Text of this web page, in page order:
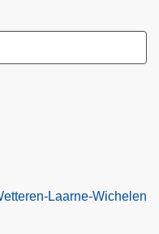
Laarne-Wichelen